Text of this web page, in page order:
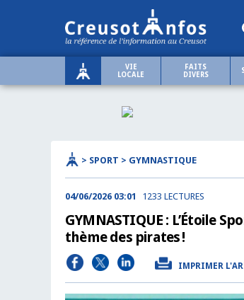
VIE
LOCALE
FAITS
DIVERS
> SPORT > GYMNASTIQUE
04/06/2026 03:01 1233 LECTURES
GYMNASTIQUE : L’Étoile
thème des pirates !
IMPRIMER